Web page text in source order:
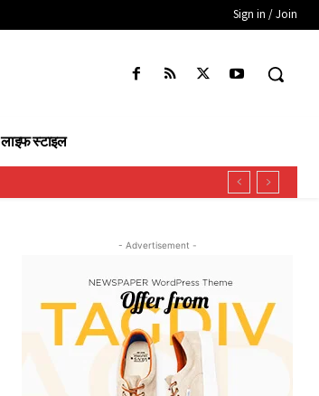
Sign in / Join
लाइफ स्टाइल
- Advertisement -